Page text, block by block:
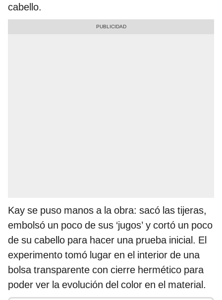
cabello.
Kay se puso manos a la obra: sacó las tijeras,
embolsó un poco de sus ‘jugos’ y cortó un poco
de su cabello para hacer una prueba inicial. El
experimento tomó lugar en el interior de una
bolsa transparente con cierre hermético para
poder ver la evolución del color en el material.